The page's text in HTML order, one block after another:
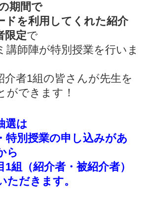
期間で
ドを利用してくれた紹介
限定で
講師陣が特別授業を行いま
介者1組の皆さんが先生を
ができます！
選は
特別授業の申し込みがあ
ら
組（紹介者・被紹介者）
ただきます。